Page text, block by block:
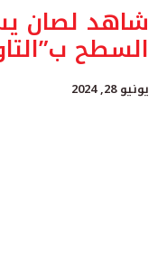
شاهد لصان
السطح
يونيو 28, 2024